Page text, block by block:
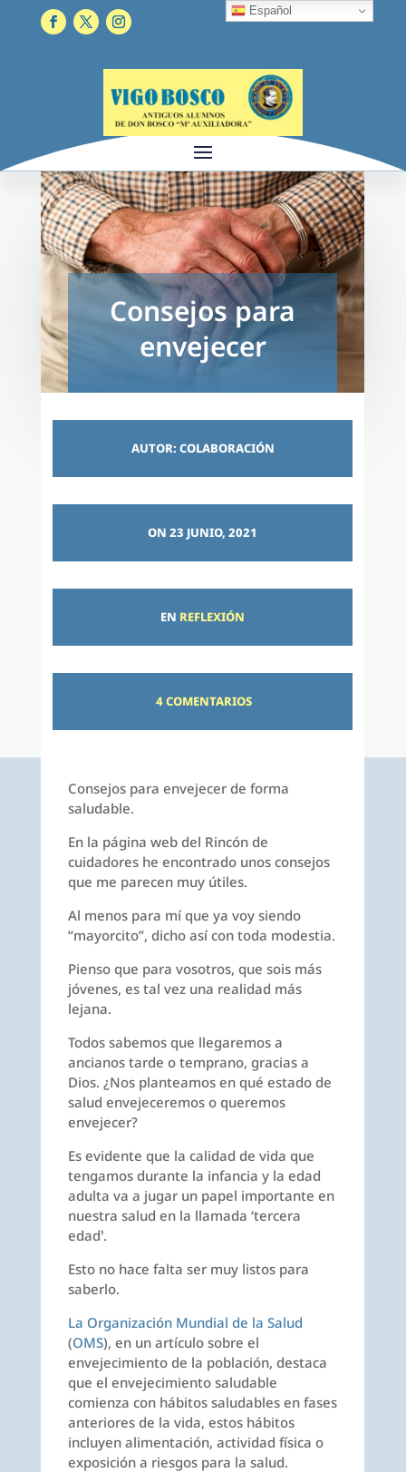
Consejos para
envejecer
AUTOR: COLABORACIÓN
ON 23 JUNIO, 2021
EN REFLEXIÓN
4 COMENTARIOS
Consejos para envejecer de forma
saludable.
En la página web del Rincón de
cuidadores he encontrado unos consejos
que me parecen muy útiles.
Al menos para mí que ya voy siendo
“mayorcito”, dicho así con toda modestia.
Pienso que para vosotros, que sois más
jóvenes, es tal vez una realidad más
lejana.
Todos sabemos que llegaremos a
ancianos tarde o temprano, gracias a
Dios. ¿Nos planteamos en qué estado de
salud envejeceremos o queremos
envejecer?
Es evidente que la calidad de vida que
tengamos durante la infancia y la edad
adulta va a jugar un papel importante en
nuestra salud en la llamada ‘tercera
edad’.
Esto no hace falta ser muy listos para
saberlo.
La Organización Mundial de la Salud
(OMS), en un artículo sobre el
envejecimiento de la población, destaca
que el envejecimiento saludable
comienza con hábitos saludables en fases
anteriores de la vida, estos hábitos
incluyen alimentación, actividad física o
exposición a riesgos para la salud.
Español